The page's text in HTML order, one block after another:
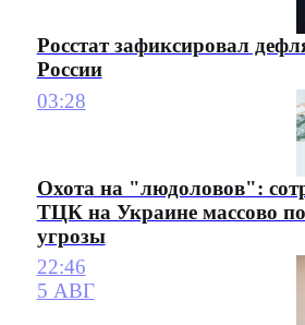
Росстат зафиксировал
России
03:28
Охота на "людоловов":
ТЦК на Украине массово
угрозы
22:46
5 АВГ